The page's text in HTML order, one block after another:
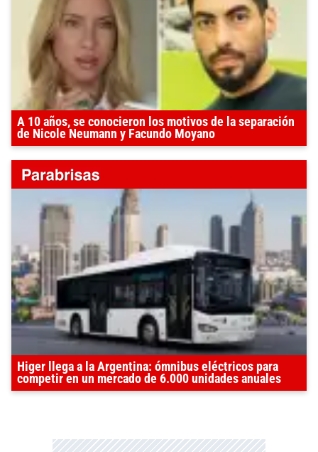
A 10 años, se conocieron los motivos de la separación
de Nicole Neumann y Facundo Moyano
Higer llega a la Argentina: ómnibus eléctricos para
competir en un mercado de 6.000 unidades anuales